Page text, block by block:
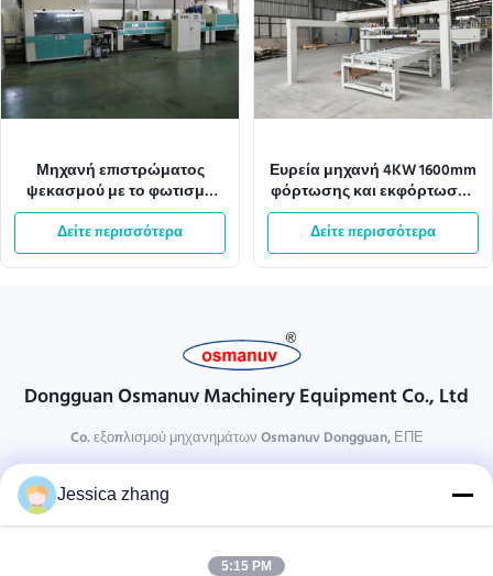
Μηχανή επιστρώματος
ψεκασμού με το φωτισμό
380V 28kw Tec συστημάτων
μεταφορέων
Δείτε περισσότερα
Ευρεία μηχανή 4KW 1600mm
φόρτωσης και εκφόρτωσης
επιστρώματος UV αυτόματη
Δείτε περισσότερα
Dongguan Osmanuv Machinery Equipment Co., Ltd
Co. εξοπλισμού μηχανημάτων Osmanuv Dongguan, ΕΠΕ
28 δεύτερος ο βιομηχανικός, wei Liu chong, Wanjiang,
DongGuan, Guangdong, Κίνα
Jessica zhang
5:15 PM